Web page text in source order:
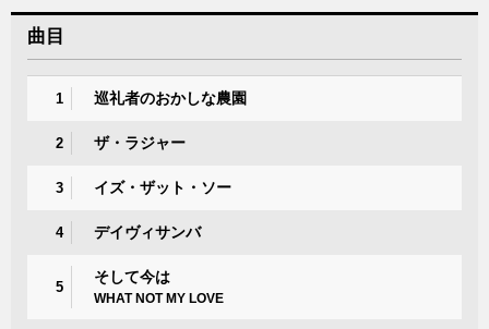
曲目
1 巡礼者のおかしな農園
2 ザ・ラジャー
3 イズ・ザット・ソー
4 デイヴィサンバ
5
そして今は
WHAT NOT MY LOVE